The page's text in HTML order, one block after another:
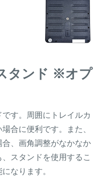
タンド ※オプ
す。周囲にトレイルカ
合に便利です。また、
、画角調整がなかなか
スタンドを使用するこ
なります。